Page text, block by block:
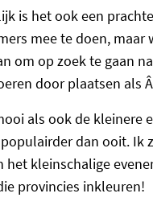
is het ook een
mee te doen,
om op zoek te gaan
door plaatsen als
als ook de kleinere
dan ooit. Ik
het kleinschalige
provincies inkleuren!